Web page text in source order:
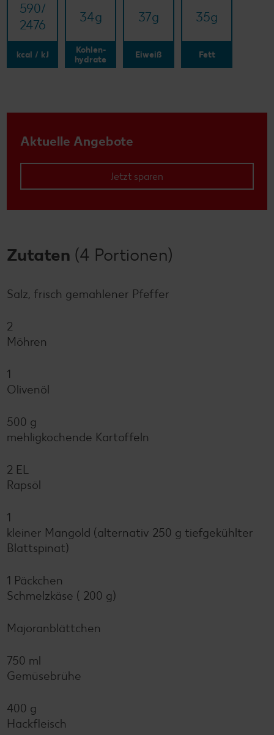
590/​
2476
kcal / kJ
34g
Kohlen-
hydrate
37g
Eiweiß
35g
Fett
Aktuelle Angebote
Jetzt sparen
Zutaten (4 Portionen)
Salz, frisch gemahlener Pfeffer
2
Möhren
1
Olivenöl
500 g
mehligkochende Kartoffeln
2 EL
Rapsöl
1
kleiner Mangold (alternativ 250 g tiefgekühlter
Blattspinat)
1 Päckchen
Schmelzkäse ( 200 g)
Majoranblättchen
750 ml
Gemüsebrühe
400 g
Hackfleisch